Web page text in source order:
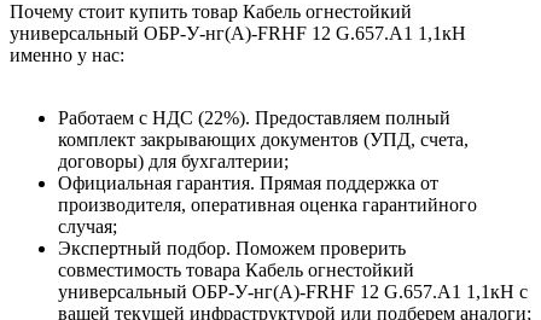
Почему стоит купить товар Кабель огнестойкий
универсальный ОБР-У-нг(A)-FRHF 12 G.657.А1 1,1кН
именно у нас:
Работаем с НДС (22%). Предоставляем полный
комплект закрывающих документов (УПД, счета,
договоры) для бухгалтерии;
Официальная гарантия. Прямая поддержка от
производителя, оперативная оценка гарантийного
случая;
Экспертный подбор. Поможем проверить
совместимость товара Кабель огнестойкий
универсальный ОБР-У-нг(A)-FRHF 12 G.657.А1 1,1кН с
вашей текущей инфраструктурой или подберем аналоги;